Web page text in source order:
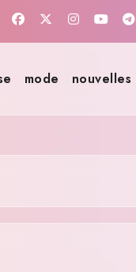
mode nouvelles